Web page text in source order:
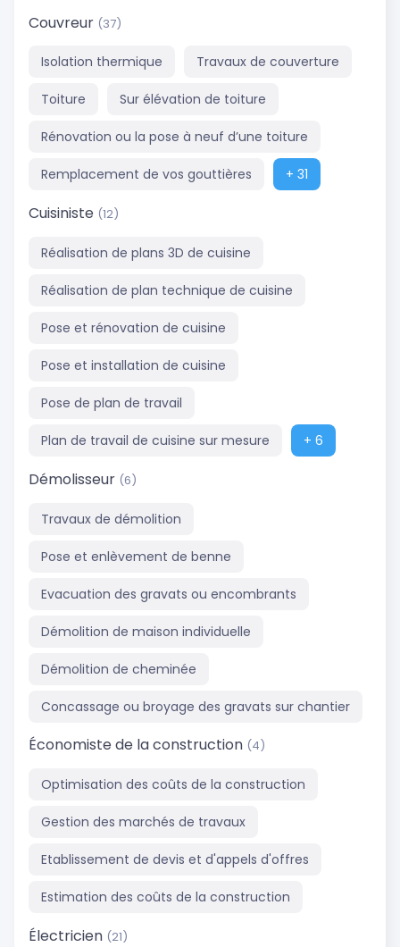
Couvreur (37)
Isolation thermique Travaux de couverture
Toiture Sur élévation de toiture
Rénovation ou la pose à neuf d’une toiture
Remplacement de vos gouttières + 31
Cuisiniste (12)
Réalisation de plans 3D de cuisine
Réalisation de plan technique de cuisine
Pose et rénovation de cuisine
Pose et installation de cuisine
Pose de plan de travail
Plan de travail de cuisine sur mesure + 6
Démolisseur (6)
Travaux de démolition
Pose et enlèvement de benne
Evacuation des gravats ou encombrants
Démolition de maison individuelle
Démolition de cheminée
Concassage ou broyage des gravats sur chantier
Économiste de la construction (4)
Optimisation des coûts de la construction
Gestion des marchés de travaux
Etablissement de devis et d'appels d'offres
Estimation des coûts de la construction
Électricien (21)